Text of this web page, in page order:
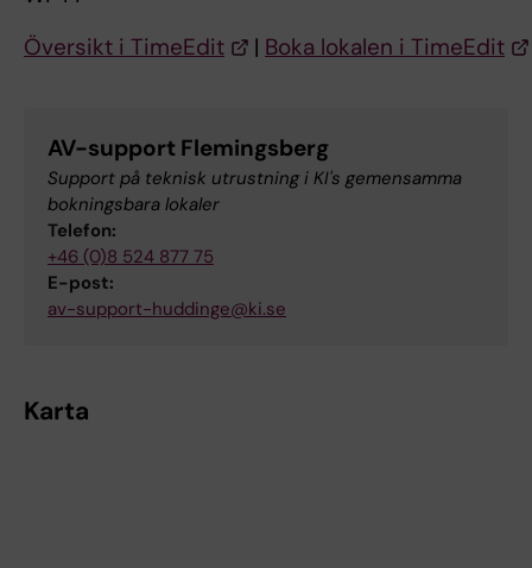
Översikt i TimeEdit
| Boka lokalen i TimeEdit
AV-support Flemingsberg
Support på teknisk utrustning i KI's gemensamma
bokningsbara lokaler
Telefon:
+46 (0)8 524 877 75
E-post:
av-support-huddinge@ki.se
Karta